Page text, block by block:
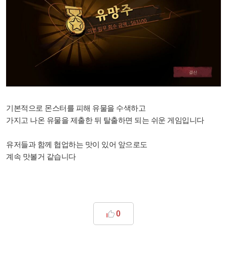
기본적으로 몬스터를 피해 유물을 수색하고
가지고 나온 유물을 제출한 뒤 탈출하면 되는 쉬운 게임입니다
유저들과 함께 협업하는 맛이 있어 앞으로도
계속 맛볼거 같습니다
0